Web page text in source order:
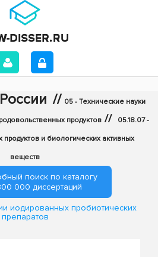
// 05 - Технические науки
продуктов // 05.18.07 -
и биологических активных
веществ
поиск по каталогу
000 диссертаций
иодированных пробиотических
препаратов